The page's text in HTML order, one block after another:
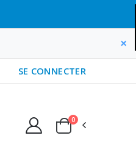
×
SE CONNECTER
0